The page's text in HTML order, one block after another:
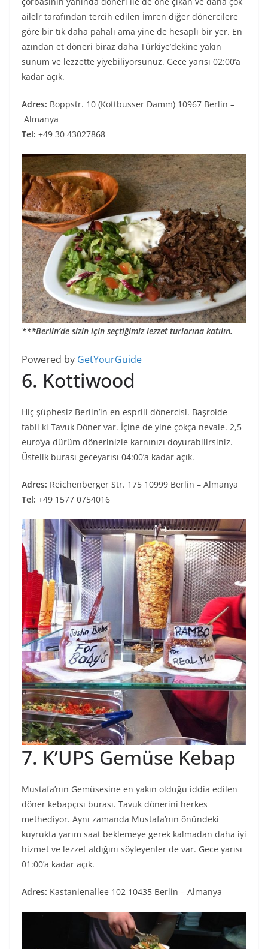
ailelr tarafından tercih edilen İmren diğer dönercilere
göre bir tık daha pahalı ama yine de hesaplı bir yer. En
azından et döneri biraz daha Türkiye’dekine yakın
sunum ve lezzette yiyebiliyorsunuz. Gece yarısı 02:00’a
kadar açık.
Adres: Boppstr. 10 (Kottbusser Damm) 10967 Berlin –
Almanya
Tel: +49 30 43027868
***Berlin’de sizin için seçtiğimiz lezzet turlarına katılın.
Powered by GetYourGuide
6. Kottiwood
Hiç şüphesiz Berlin’in en esprili dönercisi. Başrolde
tabii ki Tavuk Döner var. İçine de yine çokça nevale. 2,5
euro’ya dürüm dönerinizle karnınızı doyurabilirsiniz.
Üstelik burası geceyarısı 04:00’a kadar açık.
Adres: Reichenberger Str. 175 10999 Berlin – Almanya
Tel: +49 1577 0754016
7. K’UPS Gemüse Kebap
Mustafa’nın Gemüsesine en yakın olduğu iddia edilen
döner kebapçısı burası. Tavuk dönerini herkes
methediyor. Aynı zamanda Mustafa’nın önündeki
kuyrukta yarım saat beklemeye gerek kalmadan daha iyi
hizmet ve lezzet aldığını söyleyenler de var. Gece yarısı
01:00’a kadar açık.
Adres: Kastanienallee 102 10435 Berlin – Almanya